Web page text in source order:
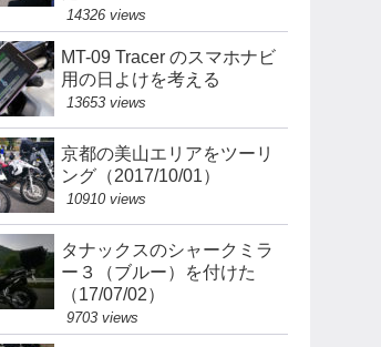
14326 views
MT-09 Tracer のスマホナビ
用の日よけを考える
13653 views
京都の美山エリアをツーリ
ング（2017/10/01）
10910 views
タナックスのシャークミラ
ー３（ブルー）を付けた
（17/07/02）
9703 views